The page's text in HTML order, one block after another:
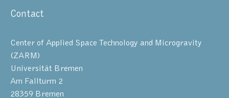
Contact
Center of Applied Space Technology and Microgravity
(ZARM)
Universität Bremen
Am Fallturm 2
28359 Bremen